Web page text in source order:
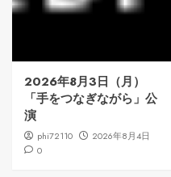
2026年8月3日（月）
「手をつなぎながら」公
演
phi72110
2026年8月4日
0